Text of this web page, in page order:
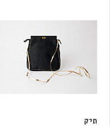
תיק